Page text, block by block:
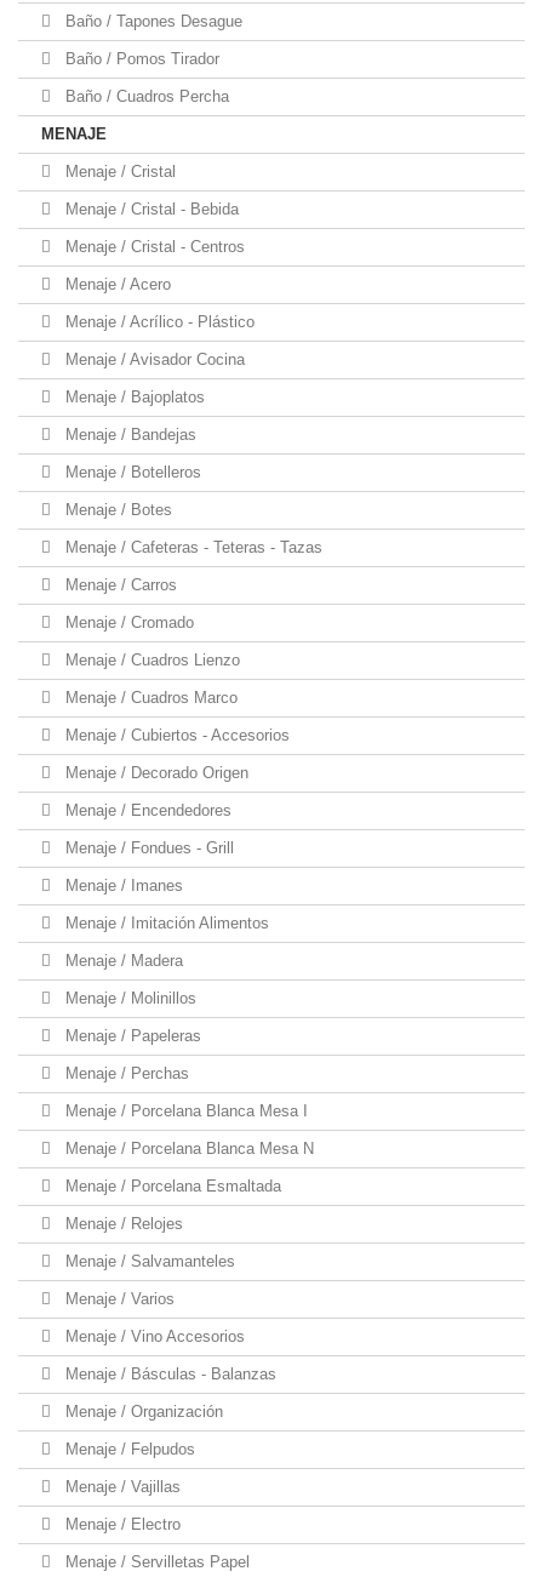
Baño / Tapones Desague
Baño / Pomos Tirador
Baño / Cuadros Percha
MENAJE
Menaje / Cristal
Menaje / Cristal - Bebida
Menaje / Cristal - Centros
Menaje / Acero
Menaje / Acrílico - Plástico
Menaje / Avisador Cocina
Menaje / Bajoplatos
Menaje / Bandejas
Menaje / Botelleros
Menaje / Botes
Menaje / Cafeteras - Teteras - Tazas
Menaje / Carros
Menaje / Cromado
Menaje / Cuadros Lienzo
Menaje / Cuadros Marco
Menaje / Cubiertos - Accesorios
Menaje / Decorado Origen
Menaje / Encendedores
Menaje / Fondues - Grill
Menaje / Imanes
Menaje / Imitación Alimentos
Menaje / Madera
Menaje / Molinillos
Menaje / Papeleras
Menaje / Perchas
Menaje / Porcelana Blanca Mesa I
Menaje / Porcelana Blanca Mesa N
Menaje / Porcelana Esmaltada
Menaje / Relojes
Menaje / Salvamanteles
Menaje / Varios
Menaje / Vino Accesorios
Menaje / Básculas - Balanzas
Menaje / Organización
Menaje / Felpudos
Menaje / Vajillas
Menaje / Electro
Menaje / Servilletas Papel